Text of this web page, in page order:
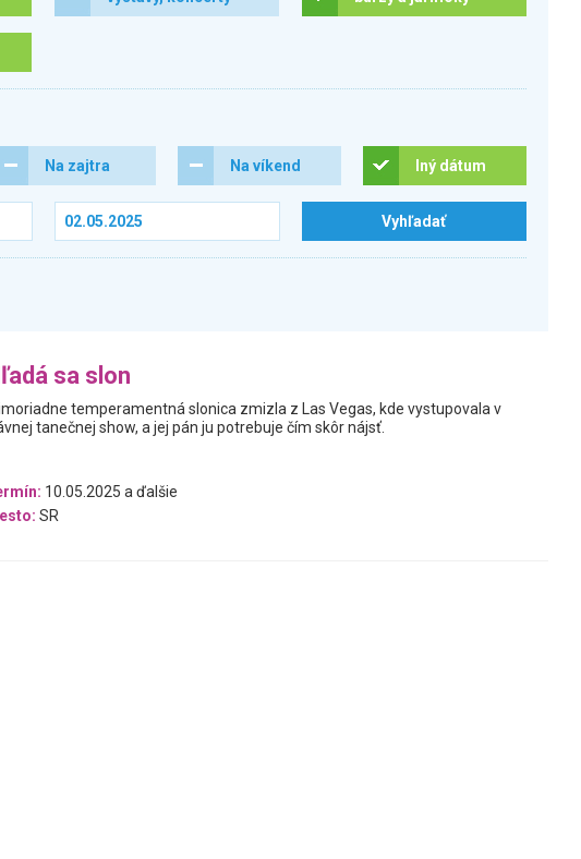
Na zajtra Na víkend Iný dátum
sa slon
temperamentná slonica zmizla z Las Vegas, kde vystupovala v
tanečnej show, a jej pán ju potrebuje čím skôr nájsť.
10.05.2025 a ďalšie
SR